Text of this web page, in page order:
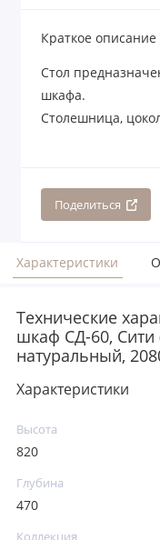
Краткое описание
Стол
шкафа.
Столешница,
Поделиться
Характеристики
Технические
шкаф СД-60, Сити
натуральный,
Характеристики
Высота
820
Глубина
470
Коллекция